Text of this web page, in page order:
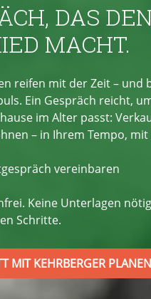
DAS
MACHT.
reifen mit der Zeit – und
Ein Gespräch reicht,
im Alter passt:
– in Ihrem Tempo,
vereinbaren
Keine Unterlagen
Schritte.
MIT KEHRBERGER PLANEN